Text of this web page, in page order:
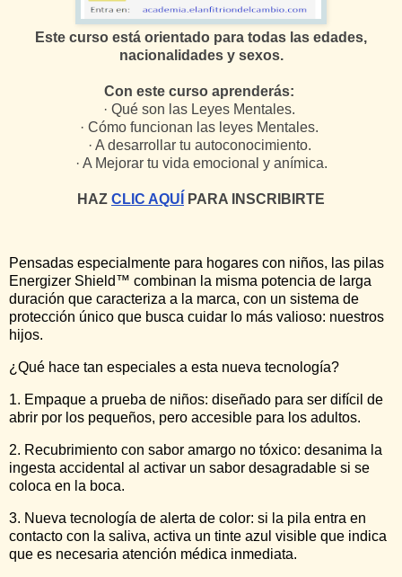
Este curso está orientado para todas las edades,
nacionalidades y sexos.
Con este curso aprenderás:
· Qué son las Leyes Mentales.
· Cómo funcionan las leyes Mentales.
· A desarrollar tu autoconocimiento.
· A Mejorar tu vida emocional y anímica.
HAZ CLIC AQUÍ PARA INSCRIBIRTE
Pensadas especialmente para hogares con niños, las pilas
Energizer Shield™ combinan la misma potencia de larga
duración que caracteriza a la marca, con un sistema de
protección único que busca cuidar lo más valioso: nuestros
hijos.
¿Qué hace tan especiales a esta nueva tecnología?
1. Empaque a prueba de niños: diseñado para ser difícil de
abrir por los pequeños, pero accesible para los adultos.
2. Recubrimiento con sabor amargo no tóxico: desanima la
ingesta accidental al activar un sabor desagradable si se
coloca en la boca.
3. Nueva tecnología de alerta de color: si la pila entra en
contacto con la saliva, activa un tinte azul visible que indica
que es necesaria atención médica inmediata.